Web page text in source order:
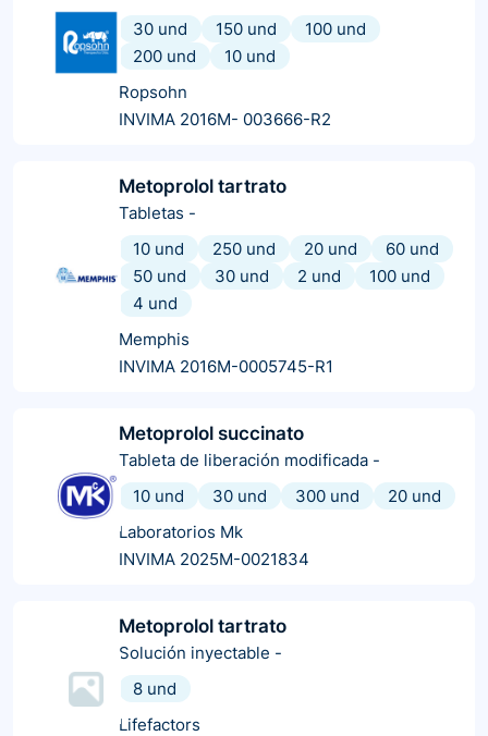
30 und
150 und
100 und
200 und
10 und
Ropsohn
INVIMA 2016M- 003666-R2
Metoprolol tartrato
Tabletas -
10 und
250 und 20 und
60 und
50 und
30 und 2 und
100 und
4 und
Memphis
INVIMA 2016M-0005745-R1
Metoprolol succinato
Tableta de liberación modificada -
10 und
30 und 300 und
20 und
Laboratorios Mk
INVIMA 2025M-0021834
Metoprolol tartrato
Solución inyectable -
8 und
Lifefactors